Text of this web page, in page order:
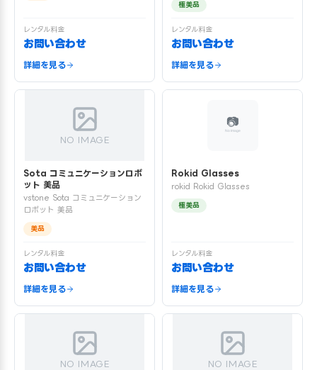
レンタル料金
お問い合わせ
詳細を見る
極美品
レンタル料金
お問い合わせ
詳細を見る
NO IMAGE
Sota コミュニケーションロボ
ット 美品
vstone Sota コミュニケーション
ロボット 美品
美品
レンタル料金
お問い合わせ
詳細を見る
Rokid Glasses
rokid Rokid Glasses
極美品
レンタル料金
お問い合わせ
詳細を見る
NO IMAGE NO IMAGE